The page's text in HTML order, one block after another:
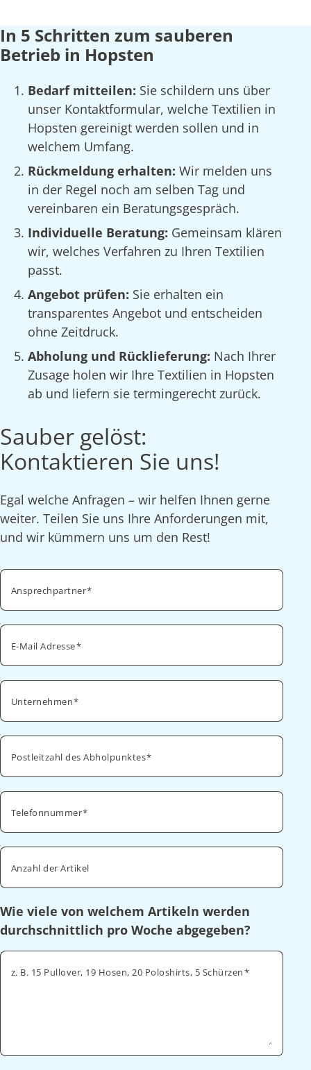
In 5 Schritten zum sauberen
Betrieb in Hopsten
Bedarf mitteilen: Sie schildern uns über
unser Kontaktformular, welche Textilien in
Hopsten gereinigt werden sollen und in
welchem Umfang.
Rückmeldung erhalten: Wir melden uns
in der Regel noch am selben Tag und
vereinbaren ein Beratungsgespräch.
Individuelle Beratung: Gemeinsam klären
wir, welches Verfahren zu Ihren Textilien
passt.
Angebot prüfen: Sie erhalten ein
transparentes Angebot und entscheiden
ohne Zeitdruck.
Abholung und Rücklieferung: Nach Ihrer
Zusage holen wir Ihre Textilien in Hopsten
ab und liefern sie termingerecht zurück.
Sauber gelöst:
Kontaktieren Sie uns!
Egal welche Anfragen – wir helfen Ihnen gerne
weiter. Teilen Sie uns Ihre Anforderungen mit,
und wir kümmern uns um den Rest!
Ansprechpartner
E-Mail Adresse
Unternehmen
Postleitzahl des Abholpunktes
Telefonnummer
Anzahl der Artikel
Wie viele von welchem Artikeln werden
durchschnittlich pro Woche abgegeben?
z. B. 15 Pullover, 19 Hosen, 20 Poloshirts, 5 Schürzen